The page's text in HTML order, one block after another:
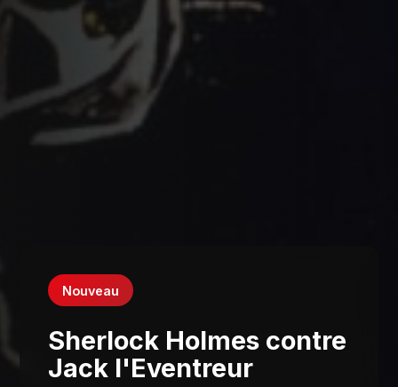
Nouveau
Sherlock Holmes contre
Jack l'Eventreur